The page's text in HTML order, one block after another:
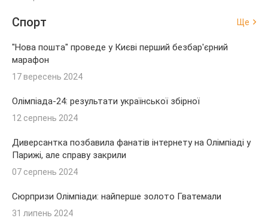
Спорт Ще
"Нова пошта" проведе у Києві перший безбар'єрний
марафон
17 вересень 2024
Олімпіада-24: результати української збірної
12 серпень 2024
Диверсантка позбавила фанатів інтернету на Олімпіаді у
Парижі, але справу закрили
07 серпень 2024
Сюрпризи Олімпіади: найперше золото Гватемали
31 липень 2024